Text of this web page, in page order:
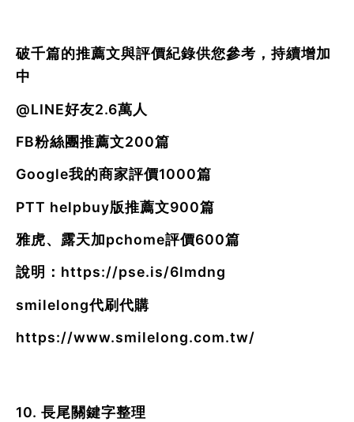
破千篇的推薦文與評價紀錄供您參考，持續增加
中
@LINE好友2.6萬人
FB粉絲團推薦文200篇
Google我的商家評價1000篇
PTT helpbuy版推薦文900篇
雅虎、露天加pchome評價600篇
說明： https://pse.is/6lmdng
smilelong代刷代購
https://www.smilelong.com.tw/
10. 長尾關鍵字整理